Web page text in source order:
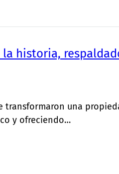
historia,
transformaron una
y ofreciendo…